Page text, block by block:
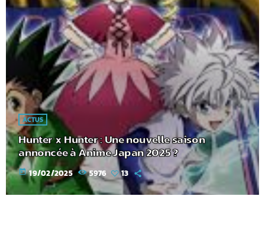
ACTUS
Hunter x Hunter : Une nouvelle saison
annoncée à Anime Japan 2025 ?
today 19/02/2025 5976 13